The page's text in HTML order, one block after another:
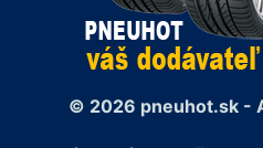
© 2026 pneuhot.sk -